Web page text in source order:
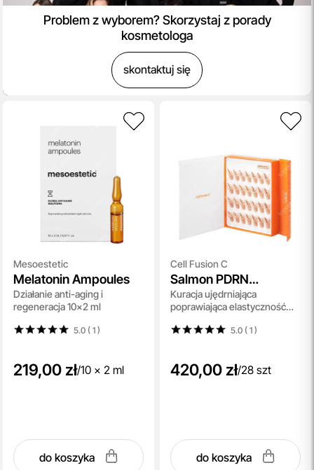
Problem z wyborem? Skorzystaj z porady
kosmetologa
skontaktuj się
Mesoestetic
Melatonin Ampoules
Działanie anti-aging i
regeneracja 10x2 ml
5.0 ( 1)
219,00 zł/10 x 2 ml
do koszyka
Cell Fusion C
Salmon PDRN
Ampoule
Kuracja ujędrniająca
poprawiająca elastyczność
5.0 ( 1)
420,00 zł/28 szt
do koszyka